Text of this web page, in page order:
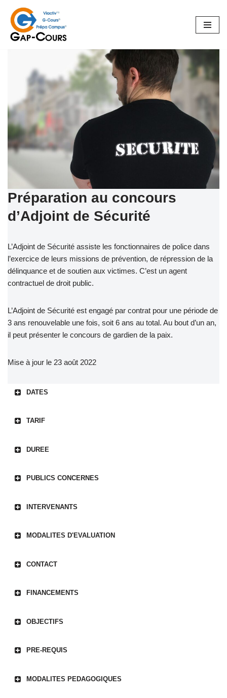
Aller
au
Préparation au concours
d’Adjoint de Sécurité
L’Adjoint de Sécurité assiste les fonctionnaires de police dans
l’exercice de leurs missions de prévention, de répression de la
délinquance et de soutien aux victimes. C’est un agent
contractuel de droit public.
L’Adjoint de Sécurité est engagé par contrat pour une période de
3 ans renouvelable une fois, soit 6 ans au total. Au bout d’un an,
il peut présenter le concours de gardien de la paix.
Mise à jour le 23 août 2022
DATES
TARIF
DUREE
PUBLICS CONCERNES
INTERVENANTS
MODALITES D'EVALUATION
CONTACT
FINANCEMENTS
OBJECTIFS
PRE-REQUIS
MODALITES PEDAGOGIQUES